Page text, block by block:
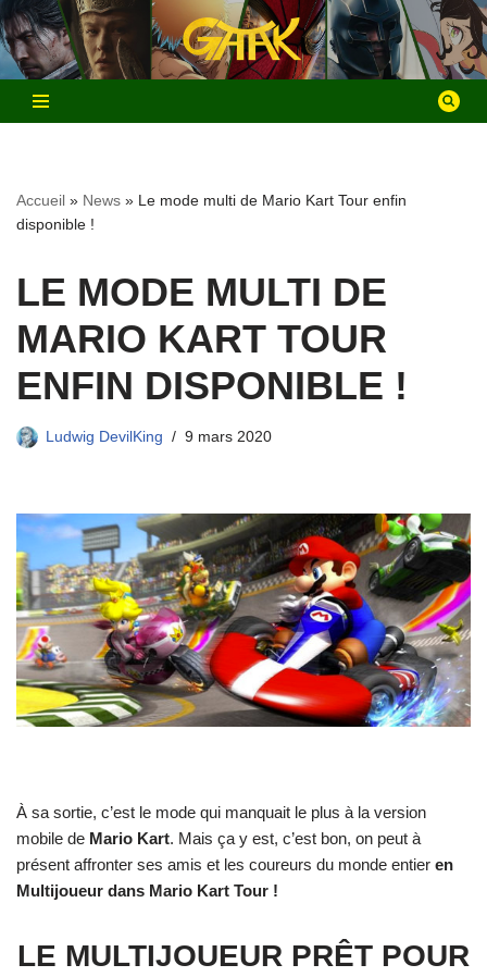
Aller
au
contenu
Accueil » News » Le mode multi de Mario Kart Tour enfin
disponible !
LE MODE MULTI DE
MARIO KART TOUR
ENFIN DISPONIBLE !
Ludwig DevilKing 9 mars 2020
À sa sortie, c’est le mode qui manquait le plus à la version
mobile de Mario Kart. Mais ça y est, c’est bon, on peut à
présent affronter ses amis et les coureurs du monde entier en
Multijoueur dans Mario Kart Tour !
LE MULTIJOUEUR PRÊT POUR